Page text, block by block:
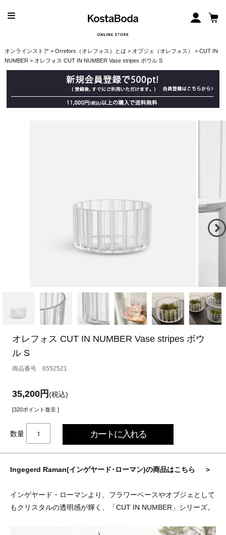
オンラインストア > Orrefors（オレフォス）とは > オブジェ（オレフォス） > CUT IN
NUMBER > オレフォス CUT IN NUMBER Vase stripes ボウル S
オレフォス CUT IN NUMBER Vase stripes ボウ
ル S
6552521
35,200円(税込)
[320ポイント進呈 ]
数量
Ingegerd Raman(インゲヤード･ローマン)の商品はこちら ＞
インゲヤード・ローマンより、フラワーベースやオブジェとして
もクリスタルの透明感が輝く、「CUT IN NUMBER」シリーズ。